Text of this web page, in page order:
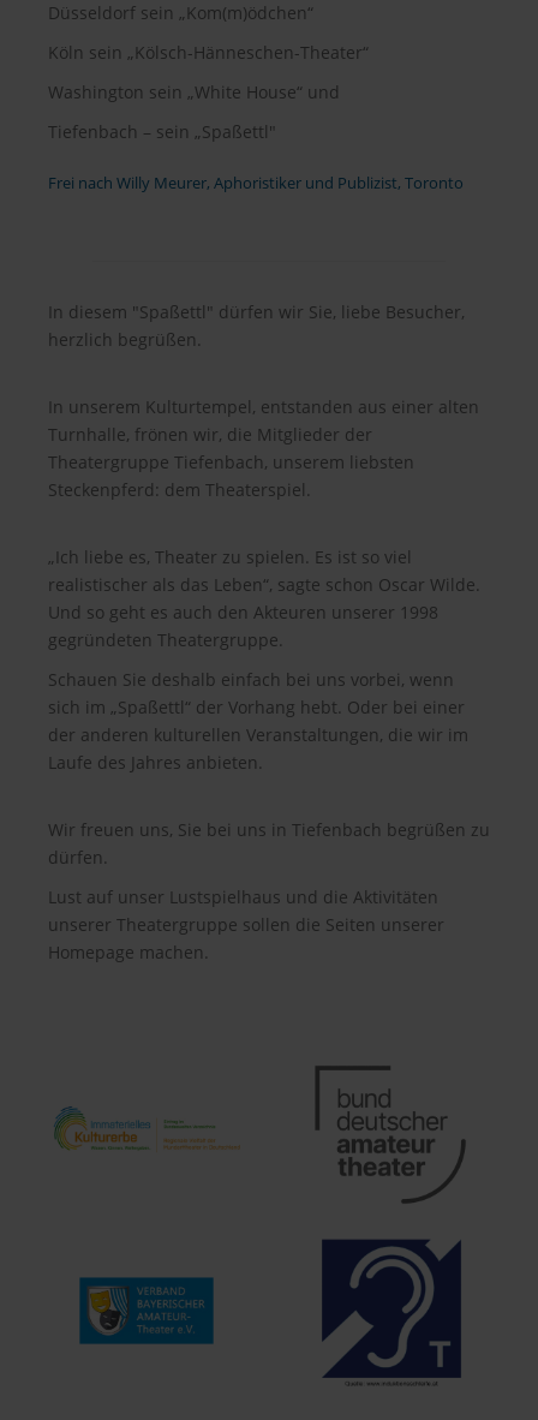
Düsseldorf sein „Kom(m)ödchen“
Köln sein „Kölsch-Hänneschen-Theater“
Washington sein „White House“ und
Tiefenbach – sein „Spaßettl"
Frei nach Willy Meurer, Aphoristiker und Publizist, Toronto
In diesem "Spaßettl" dürfen wir Sie, liebe Besucher,
herzlich begrüßen.
In unserem Kulturtempel, entstanden aus einer alten
Turnhalle, frönen wir, die Mitglieder der
Theatergruppe Tiefenbach, unserem liebsten
Steckenpferd: dem Theaterspiel.
„Ich liebe es, Theater zu spielen. Es ist so viel
realistischer als das Leben“, sagte schon Oscar Wilde.
Und so geht es auch den Akteuren unserer 1998
gegründeten Theatergruppe.
Schauen Sie deshalb einfach bei uns vorbei, wenn
sich im „Spaßettl“ der Vorhang hebt. Oder bei einer
der anderen kulturellen Veranstaltungen, die wir im
Laufe des Jahres anbieten.
Wir freuen uns, Sie bei uns in Tiefenbach begrüßen zu
dürfen.
Lust auf unser Lustspielhaus und die Aktivitäten
unserer Theatergruppe sollen die Seiten unserer
Homepage machen.